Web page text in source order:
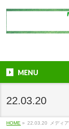
MENU
22.03.20
HOME » 22.03.20 メディア